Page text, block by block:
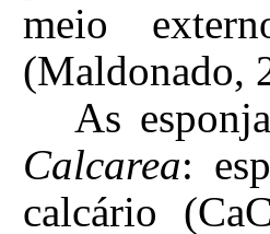
meio
(Maldonado,
As
Calcarea:
calcário